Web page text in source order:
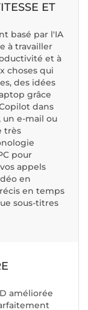
ET
basé par l'IA
à travailler
et à
choses qui
des idées
grâce
dans
e-mail ou
très
pour
appels
en
en temps
sous-titres
améliorée